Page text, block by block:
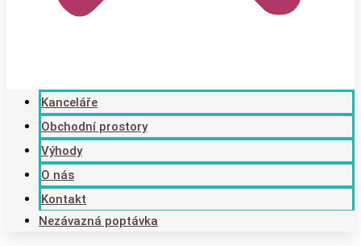
Kanceláře
Obchodní prostory
Výhody
O nás
Kontakt
Nezávazná poptávka